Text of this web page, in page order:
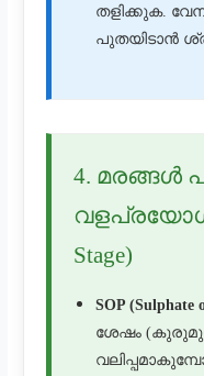
തളിക്കുക.
പുതയിടാൻ
4. മരങ്ങൾ
വളപ്രയോഗം
Stage)
SOP (Sulphate
ശേഷം